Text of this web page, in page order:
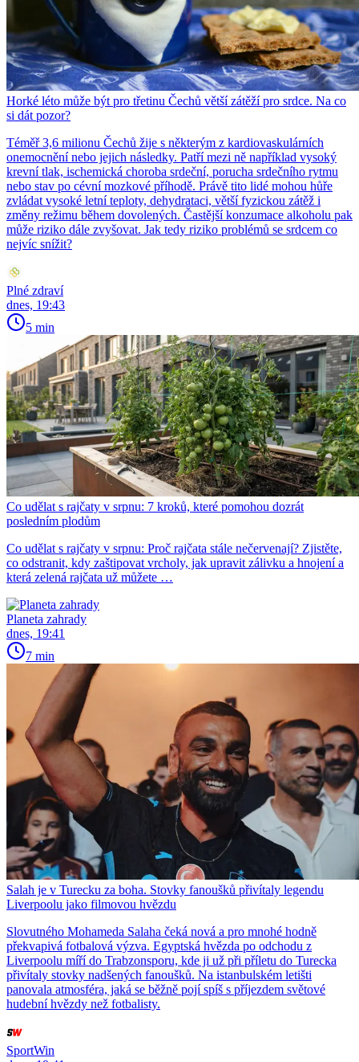
Horké léto může být pro třetinu Čechů větší zátěží pro srdce. Na co
si dát pozor?
Téměř 3,6 milionu Čechů žije s některým z kardiovaskulárních
onemocnění nebo jejich následky. Patří mezi ně například vysoký
krevní tlak, ischemická choroba srdeční, porucha srdečního rytmu
nebo stav po cévní mozkové příhodě. Právě tito lidé mohou hůře
zvládat vysoké letní teploty, dehydrataci, větší fyzickou zátěž i
změny režimu během dovolených. Častější konzumace alkoholu pak
může riziko dále zvyšovat. Jak tedy riziko problémů se srdcem co
nejvíc snížit?
Plné zdraví
dnes, 19:43
5 min
Co udělat s rajčaty v srpnu: 7 kroků, které pomohou dozrát
posledním plodům
Co udělat s rajčaty v srpnu: Proč rajčata stále nečervenají? Zjistěte,
co odstranit, kdy zaštipovat vrcholy, jak upravit zálivku a hnojení a
která zelená rajčata už můžete …
Planeta zahrady
dnes, 19:41
7 min
Salah je v Turecku za boha. Stovky fanoušků přivítaly legendu
Liverpoolu jako filmovou hvězdu
Slovutného Mohameda Salaha čeká nová a pro mnohé hodně
překvapivá fotbalová výzva. Egyptská hvězda po odchodu z
Liverpoolu míří do Trabzonsporu, kde ji už při příletu do Turecka
přivítaly stovky nadšených fanoušků. Na istanbulském letišti
panovala atmosféra, jaká se běžně pojí spíš s příjezdem světové
hudební hvězdy než fotbalisty.
SportWin